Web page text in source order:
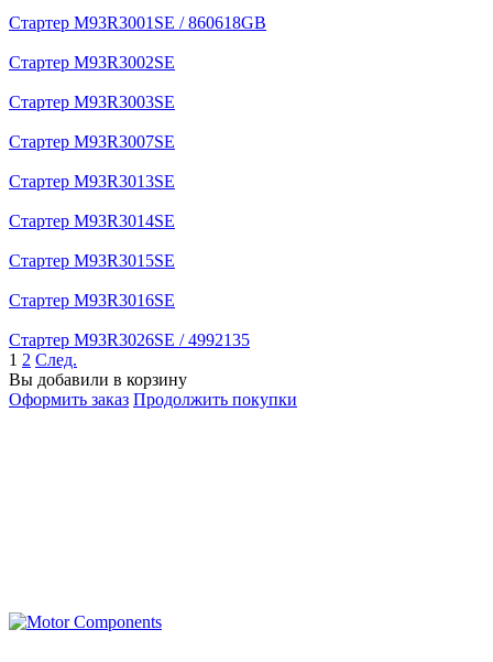
Стартер M93R3001SE / 860618GB
Стартер M93R3002SE
Стартер M93R3003SE
Стартер M93R3007SE
Стартер M93R3013SE
Стартер M93R3014SE
Стартер M93R3015SE
Стартер M93R3016SE
Стартер M93R3026SE / 4992135
1 2 След.
Вы добавили в корзину
Оформить заказ Продолжить покупки